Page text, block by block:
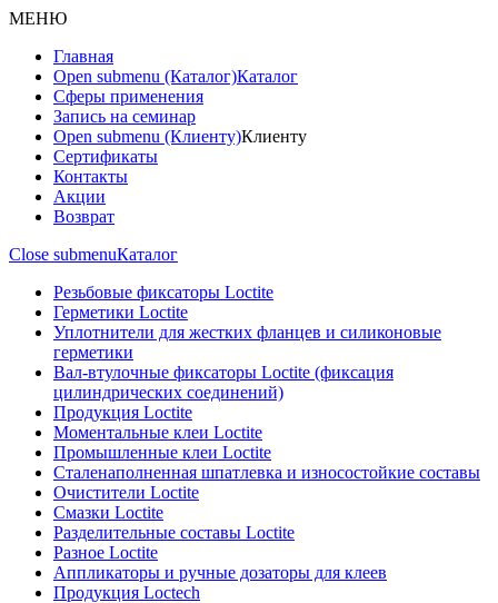
МЕНЮ
Главная
Open submenu (Каталог)Каталог
Сферы применения
Запись на семинар
Open submenu (Клиенту)Клиенту
Сертификаты
Контакты
Акции
Возврат
Close submenuКаталог
Резьбовые фиксаторы Loctite
Герметики Loctite
Уплотнители для жестких фланцев и силиконовые
герметики
Вал-втулочные фиксаторы Loctite (фиксация
цилиндрических соединений)
Продукция Loctite
Моментальные клеи Loctite
Промышленные клеи Loctite
Сталенаполненная шпатлевка и износостойкие составы
Очистители Loctite
Смазки Loctite
Разделительные составы Loctite
Разное Loctite
Аппликаторы и ручные дозаторы для клеев
Продукция Loctech